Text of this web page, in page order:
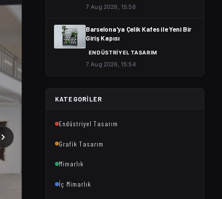
7 Aug 2026, 15:56
Barselona'ya Çelik Kafes ile Yeni Bir
Giriş Kapısı
ENDÜSTRIYEL TASARIM
7 Aug 2026, 15:54
KATEGORILER
Endüstriyel Tasarım
Grafik Tasarım
Mimarlık
İç Mimarlık